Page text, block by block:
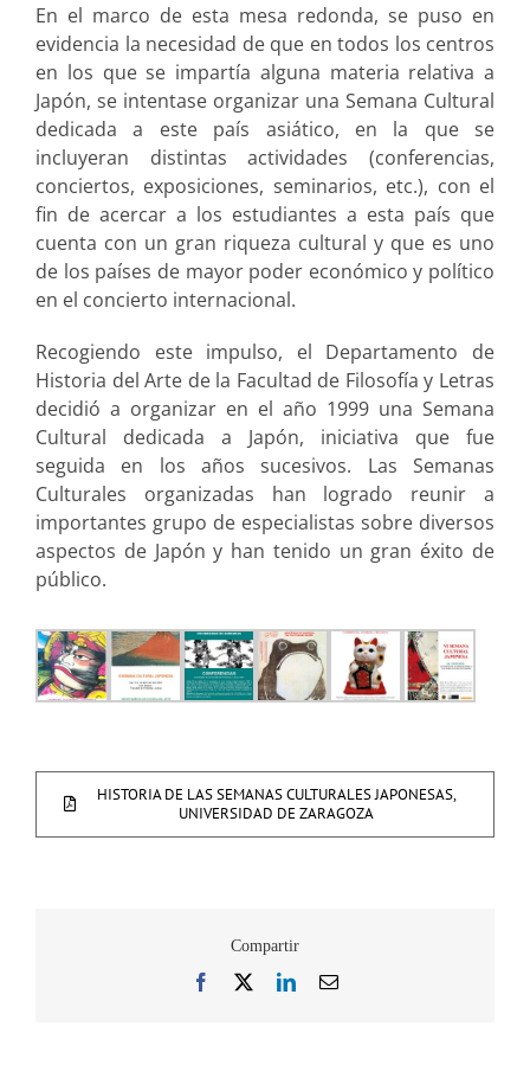
En el marco de esta mesa redonda, se puso en
evidencia la necesidad de que en todos los centros
en los que se impartía alguna materia relativa a
Japón, se intentase organizar una Semana Cultural
dedicada a este país asiático, en la que se
incluyeran distintas actividades (conferencias,
conciertos, exposiciones, seminarios, etc.), con el
fin de acercar a los estudiantes a esta país que
cuenta con un gran riqueza cultural y que es uno
de los países de mayor poder económico y político
en el concierto internacional.
Recogiendo este impulso, el Departamento de
Historia del Arte de la Facultad de Filosofía y Letras
decidió a organizar en el año 1999 una Semana
Cultural dedicada a Japón, iniciativa que fue
seguida en los años sucesivos. Las Semanas
Culturales organizadas han logrado reunir a
importantes grupo de especialistas sobre diversos
aspectos de Japón y han tenido un gran éxito de
público.
HISTORIA DE LAS SEMANAS CULTURALES JAPONESAS,
UNIVERSIDAD DE ZARAGOZA
Compartir
Facebook LinkedInCorreo